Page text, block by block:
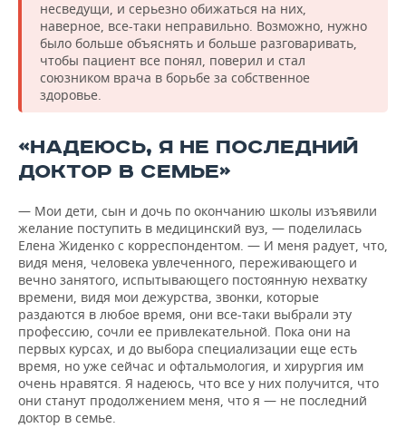
несведущи, и серьезно обижаться на них,
наверное, все-таки неправильно. Возможно, нужно
было больше объяснять и больше разговаривать,
чтобы пациент все понял, поверил и стал
союзником врача в борьбе за собственное
здоровье.
«НАДЕЮСЬ, Я НЕ ПОСЛЕДНИЙ
ДОКТОР В СЕМЬЕ»
— Мои дети, сын и дочь по окончанию школы изъявили
желание поступить в медицинский вуз, — поделилась
Елена Жиденко с корреспондентом. — И меня радует, что,
видя меня, человека увлеченного, переживающего и
вечно занятого, испытывающего постоянную нехватку
времени, видя мои дежурства, звонки, которые
раздаются в любое время, они все-таки выбрали эту
профессию, сочли ее привлекательной. Пока они на
первых курсах, и до выбора специализации еще есть
время, но уже сейчас и офтальмология, и хирургия им
очень нравятся. Я надеюсь, что все у них получится, что
они станут продолжением меня, что я — не последний
доктор в семье.